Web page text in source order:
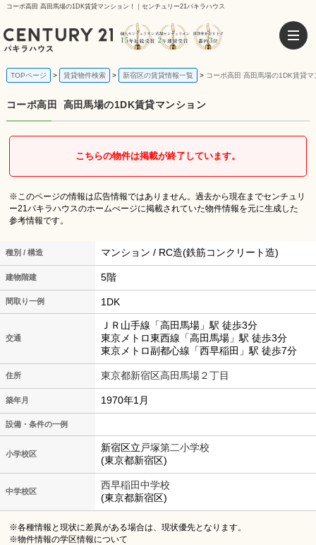
コーポ高田 高田馬場の1DK賃貸マンション！｜センチュリー21パキラハウス
TOPページ 賃貸物件検索 新宿区の賃貸情報一覧 コーポ高田 高田馬場の1DK賃貸マ
コーポ高田 高田馬場の1DK賃貸マンション
こちらの物件は掲載が終了しています。
※このページの情報は広告情報ではありません。過去から現在までセンチュリ
ー21パキラハウスのホームぺージに掲載されていた物件情報を元に生成した
参考情報です。
種別 / 構造 マンション / RC造(鉄筋コンクリート造)
建物階建 5階
間取り一例 1DK
交通
ＪＲ山手線「高田馬場」駅 徒歩3分
東京メトロ東西線「高田馬場」駅 徒歩3分
東京メトロ副都心線「西早稲田」駅 徒歩7分
住所 東京都新宿区高田馬場２丁目
築年月 1970年1月
設備・条件の一例
小学校区
新宿区立 戸塚第二小学校
(東京都新宿区)
中学校区
西早稲田中学校
(東京都新宿区)
※各種情報と現状に差異がある場合は、現状優先となります。
※物件情報の学区情報について